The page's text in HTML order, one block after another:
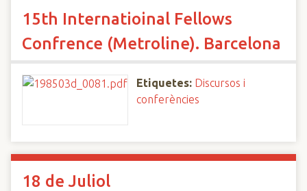
15th Internatioinal Fellows
Confrence (Metroline). Barcelona
Etiquetes: Discursos i
conferències
18 de Juliol